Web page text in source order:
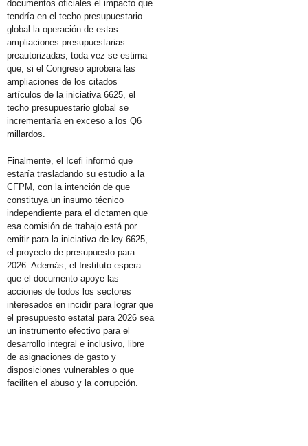
documentos oficiales el impacto que
tendría en el techo presupuestario
global la operación de estas
ampliaciones presupuestarias
preautorizadas, toda vez se estima
que, si el Congreso aprobara las
ampliaciones de los citados
artículos de la iniciativa 6625, el
techo presupuestario global se
incrementaría en exceso a los Q6
millardos.
Finalmente, el Icefi informó que
estaría trasladando su estudio a la
CFPM, con la intención de que
constituya un insumo técnico
independiente para el dictamen que
esa comisión de trabajo está por
emitir para la iniciativa de ley 6625,
el proyecto de presupuesto para
2026. Además, el Instituto espera
que el documento apoye las
acciones de todos los sectores
interesados en incidir para lograr que
el presupuesto estatal para 2026 sea
un instrumento efectivo para el
desarrollo integral e inclusivo, libre
de asignaciones de gasto y
disposiciones vulnerables o que
faciliten el abuso y la corrupción.